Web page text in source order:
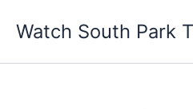
Watch South Park